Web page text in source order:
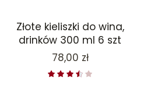
Złote kieliszki do wina,
drinków 300 ml 6 szt
Cena
78,00 zł